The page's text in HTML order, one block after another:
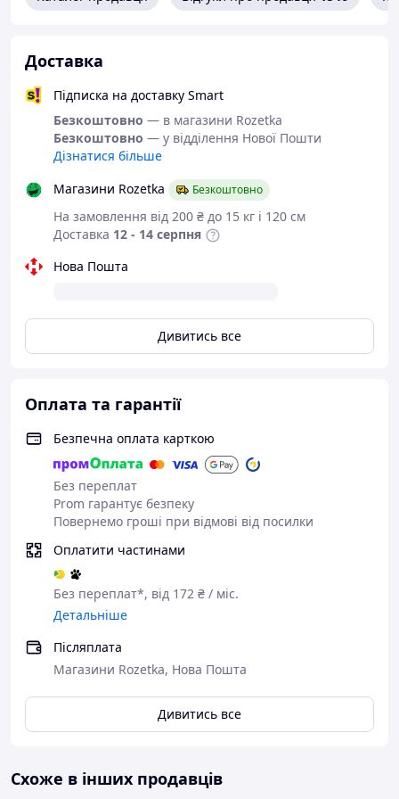
Ширина- 27 см
Особливості:
Сушилка вміщає великий об’єм посуду, що
дозволяє швидко висушити велику кількість
тарілок, не займаючи багато місця.
Сушилка міцна, довга, проста в догляді,
має гарний зовнішній вигляд і надійну
конструкцію.
Конструкцію суші дуже функціональна,
забезпечує легкість і простоту в чистці,
зручності у використанні.
Матеріал: Нержавіюча сталь
Вишукана піддона: Так
Піддон: Пластик
Доставка
Підписка на доставку Smart
Безкоштовно — в магазини Rozetka
Безкоштовно — у відділення Нової Пошти
Дізнатися більше
Магазини Rozetka
Безкоштовно
На замовлення від 200 ₴ до 15 кг і 120 см
Доставка 12 - 14 серпня
Нова Пошта
Дивитись все
Оплата та гарантії
Безпечна оплата карткою
Без переплат
Prom гарантує безпеку
Повернемо гроші при відмові від посилки
Оплатити частинами
Без переплат*, від 172 ₴ / міс.
Детальніше
Післяплата
Магазини Rozetka, Нова Пошта
Дивитись все
Схоже в інших продавців